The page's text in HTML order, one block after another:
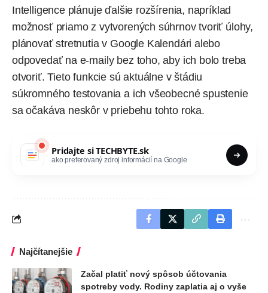
Intelligence plánuje ďalšie rozšírenia, napríklad
možnosť priamo z vytvorených súhrnov tvoriť úlohy,
plánovať stretnutia v Google Kalendári alebo
odpovedať na e-maily bez toho, aby ich bolo treba
otvoriť. Tieto funkcie sú aktuálne v štádiu
súkromného testovania a ich všeobecné spustenie
sa očakáva neskôr v priebehu tohto roka.
Pridajte siTECHBYTE.sk
ako preferovaný zdroj informácií na Google
Najčítanejšie
Začal platiť nový spôsob účtovania
spotreby vody. Rodiny zaplatia aj o vyše